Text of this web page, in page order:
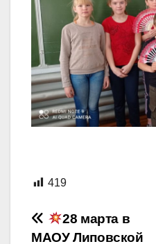
419
Навигация
28 марта в
МАОУ Липовской